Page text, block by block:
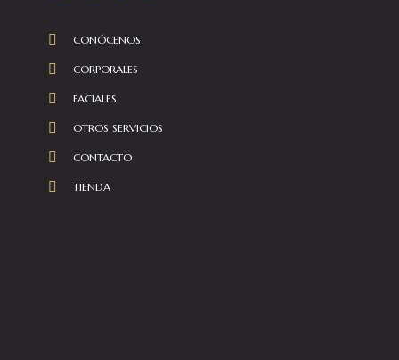
CONÓCENOS
CORPORALES
FACIALES
OTROS SERVICIOS
CONTACTO
TIENDA